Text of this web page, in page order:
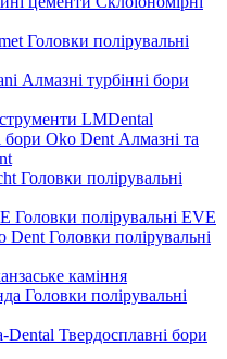
Головки полірувальні
Алмазні турбінні бори
LMDental
Алмазні та
Головки полірувальні
Головки полірувальні EVE
Головки полірувальні
каміння
Головки полірувальні
Твердосплавні бори